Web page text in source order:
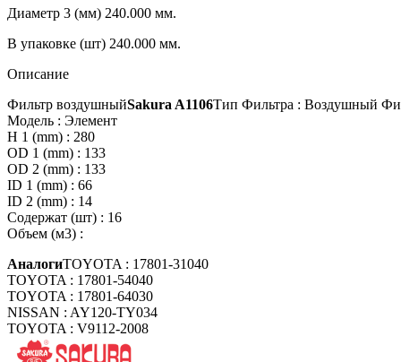
Диаметр 3 (мм) 240.000 мм.
В упаковке (шт) 240.000 мм.
Описание
Фильтр воздушныйSakura A1106Тип Фильтра : Воздушный
Модель : Элемент
H 1 (mm) : 280
OD 1 (mm) : 133
OD 2 (mm) : 133
ID 1 (mm) : 66
ID 2 (mm) : 14
Содержат (шт) : 16
Объем (м3) :
АналогиTOYOTA : 17801-31040
TOYOTA : 17801-54040
TOYOTA : 17801-64030
NISSAN : AY120-TY034
TOYOTA : V9112-2008